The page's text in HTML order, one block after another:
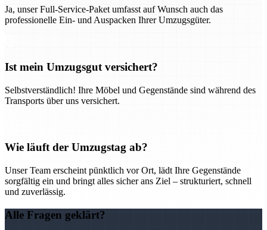
Ja, unser Full-Service-Paket umfasst auf Wunsch auch das
professionelle Ein- und Auspacken Ihrer Umzugsgüter.
Ist mein Umzugsgut versichert?
Selbstverständlich! Ihre Möbel und Gegenstände sind während des
Transports über uns versichert.
Wie läuft der Umzugstag ab?
Unser Team erscheint pünktlich vor Ort, lädt Ihre Gegenstände
sorgfältig ein und bringt alles sicher ans Ziel – strukturiert, schnell
und zuverlässig.
Alle Fragen geklärt?